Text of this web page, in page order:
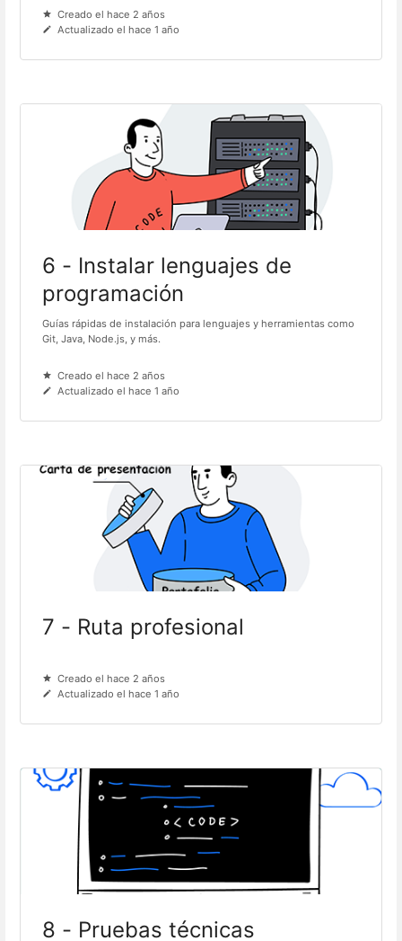
Creado el hace 2 años
Actualizado el hace 1 año
6 - Instalar lenguajes de
programación
Guías rápidas de instalación para lenguajes y herramientas como
Git, Java, Node.js, y más.
Creado el hace 2 años
Actualizado el hace 1 año
7 - Ruta profesional
Creado el hace 2 años
Actualizado el hace 1 año
8 - Pruebas técnicas